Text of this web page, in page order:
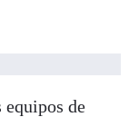
equipos de